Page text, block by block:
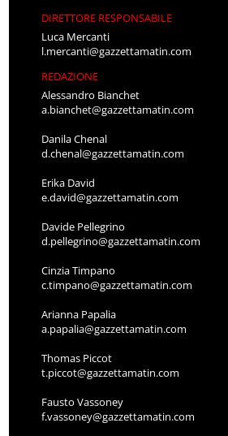
DIRETTORE RESPONSABILE
Luca Mercanti
l.mercanti@gazzettamatin.com
REDAZIONE
Alessandro Bianchet
a.bianchet@gazzettamatin.com
Danila Chenal
d.chenal@gazzettamatin.com
Erika David
e.david@gazzettamatin.com
Davide Pellegrino
d.pellegrino@gazzettamatin.com
Cinzia Timpano
c.timpano@gazzettamatin.com
Arianna Papalia
a.papalia@gazzettamatin.com
Thomas Piccot
t.piccot@gazzettamatin.com
Fausto Vassoney
f.vassoney@gazzettamatin.com